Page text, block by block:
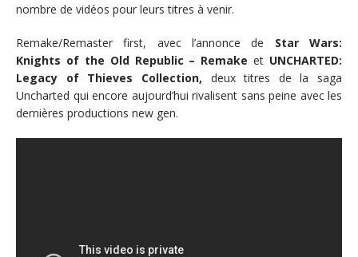
nombre de vidéos pour leurs titres à venir.
Remake/Remaster first, avec l’annonce de Star Wars:
Knights of the Old Republic – Remakeet UNCHARTED:
Legacy of Thieves Collection, deux titres de la saga
Uncharted qui encore aujourd’hui rivalisent sans peine avec les
dernières productions new gen.